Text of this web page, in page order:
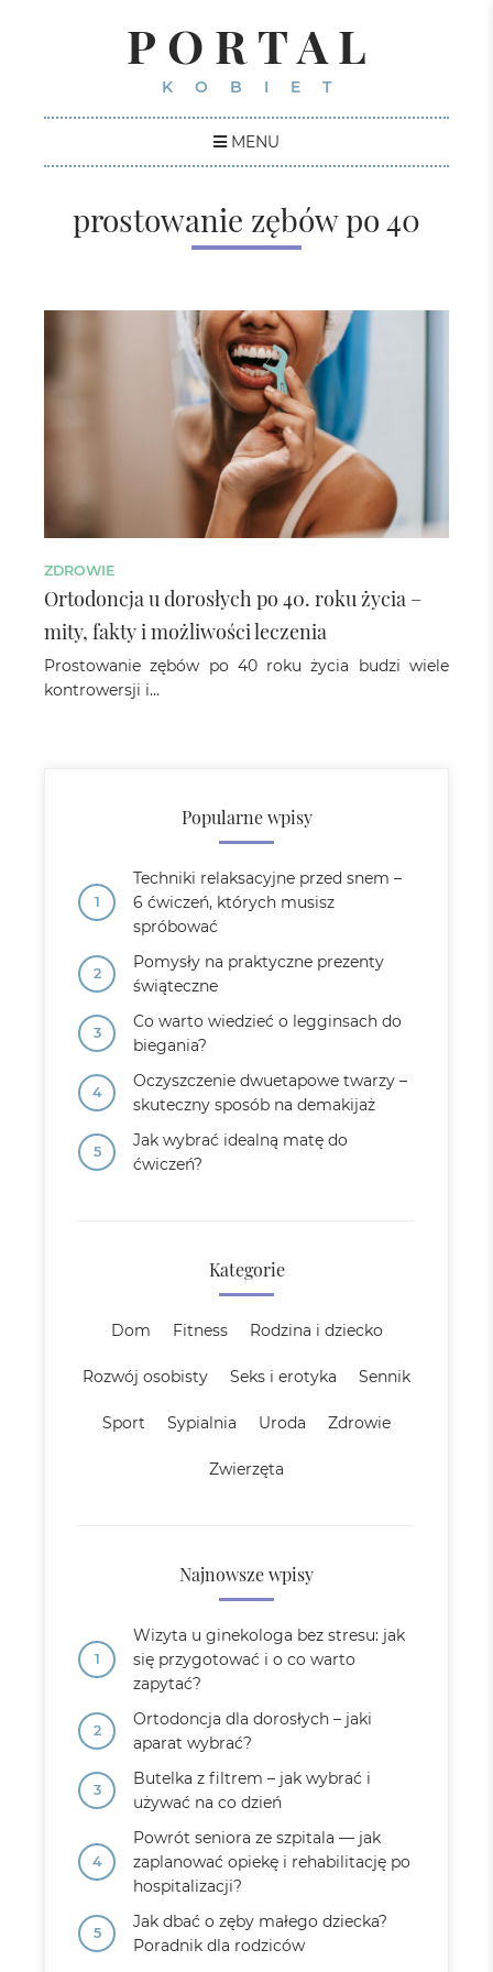
PORTAL
KOBIET
MENU
prostowanie zębów po 40
ZDROWIE
Ortodoncja u dorosłych po 40. roku życia –
mity, fakty i możliwości leczenia
Prostowanie zębów po 40 roku życia budzi wiele
kontrowersji i…
Popularne wpisy
Techniki relaksacyjne przed snem –
6 ćwiczeń, których musisz
spróbować
Pomysły na praktyczne prezenty
świąteczne
Co warto wiedzieć o legginsach do
biegania?
Oczyszczenie dwuetapowe twarzy –
skuteczny sposób na demakijaż
Jak wybrać idealną matę do
ćwiczeń?
Kategorie
Dom Fitness Rodzina i dziecko
Rozwój osobisty Seks i erotyka Sennik
Sport Sypialnia Uroda Zdrowie
Zwierzęta
Najnowsze wpisy
Wizyta u ginekologa bez stresu: jak
się przygotować i o co warto
zapytać?
Ortodoncja dla dorosłych – jaki
aparat wybrać?
Butelka z filtrem – jak wybrać i
używać na co dzień
Powrót seniora ze szpitala — jak
zaplanować opiekę i rehabilitację po
hospitalizacji?
Jak dbać o zęby małego dziecka?
Poradnik dla rodziców